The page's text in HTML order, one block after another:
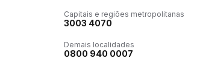
Capitais e regiões metropolitanas
3003 4070
Demais localidades
0800 940 0007